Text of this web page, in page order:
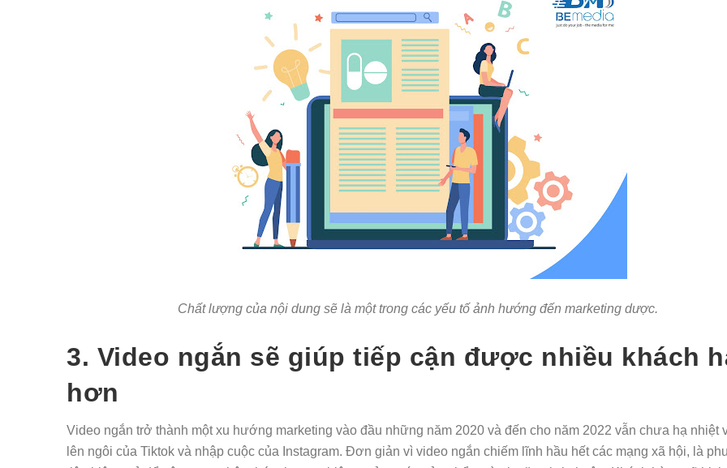
Chất lượng của nội dung sẽ là một trong các yếu tố ảnh hướng đến marketing dược.
3. Video ngắn sẽ giúp tiếp cận được nhiều khách
hơn
Video ngắn trở thành một xu hướng marketing vào đầu những năm 2020 và đến cho năm 2022 vẫn chưa hạ nhiệt
lên ngôi của Tiktok và nhập cuộc của Instagram. Đơn giản vì video ngắn chiếm lĩnh hầu hết các mạng xã hội, là